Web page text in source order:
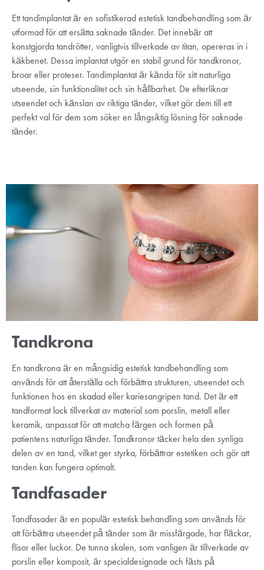
Ett tandimplantat är en sofistikerad estetisk tandbehandling som är
utformad för att ersätta saknade tänder. Det innebär att
konstgjorda tandrötter, vanligtvis tillverkade av titan, opereras in i
käkbenet. Dessa implantat utgör en stabil grund för tandkronor,
broar eller proteser. Tandimplantat är kända för sitt naturliga
utseende, sin funktionalitet och sin hållbarhet. De efterliknar
utseendet och känslan av riktiga tänder, vilket gör dem till ett
perfekt val för dem som söker en långsiktig lösning för saknade
tänder.
Tandkrona
En tandkrona är en mångsidig estetisk tandbehandling som
används för att återställa och förbättra strukturen, utseendet och
funktionen hos en skadad eller kariesangripen tand. Det är ett
tandformat lock tillverkat av material som porslin, metall eller
keramik, anpassat för att matcha färgen och formen på
patientens naturliga tänder. Tandkronor täcker hela den synliga
delen av en tand, vilket ger styrka, förbättrar estetiken och gör att
tanden kan fungera optimalt.
Tandfasader
Tandfasader är en populär estetisk behandling som används för
att förbättra utseendet på tänder som är missfärgade, har fläckar,
flisor eller luckor. De tunna skalen, som vanligen är tillverkade av
porslin eller komposit, är specialdesignade och fästs på